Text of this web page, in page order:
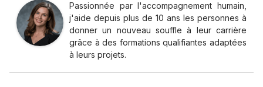
Passionnée par l'accompagnement humain,
j'aide depuis plus de 10 ans les personnes à
donner un nouveau souffle à leur carrière
grâce à des formations qualifiantes adaptées
à leurs projets.